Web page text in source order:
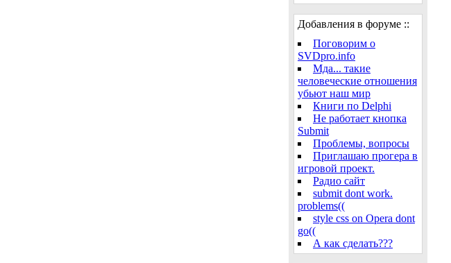
Добавления в форуме ::
Поговорим о
SVDpro.info
Мда... такие
человеческие отношения
убьют наш мир
Книги по Delphi
Не работает кнопка
Submit
Проблемы, вопросы
Приглашаю прогера в
игровой проект.
Радио сайт
submit dont work.
problems((
style css on Opera dont
go((
А как сделать???